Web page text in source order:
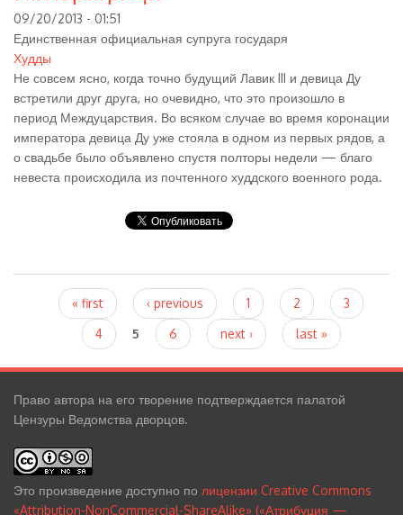
09/20/2013 - 01:51
Единственная официальная супруга государя
Худды
Не совсем ясно, когда точно будущий Лавик III и девица Ду
встретили друг друга, но очевидно, что это произошло в
период Междуцарствия. Во всяком случае во время коронации
императора девица Ду уже стояла в одном из первых рядов, а
о свадьбе было объявлено спустя полторы недели — благо
невеста происходила из почтенного худдского военного рода.
Pages« first ‹ previous 1 2
3
4
5 6 next › last »
Право автора на его творение подтверждается палатой
Цензуры Ведомства дворцов.
Это произведение доступно по лицензии Creative Commons
«Attribution-NonCommercial-ShareAlike» («Атрибуция —